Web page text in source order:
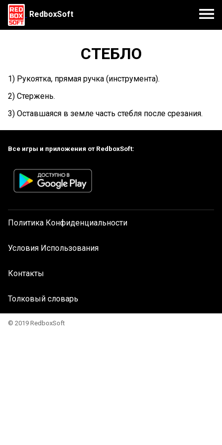
RedboxSoft
СТЕБЛО
1) Рукоятка, прямая ручка (инструмента).
2) Стержень.
3) Оставшаяся в земле часть стебля после срезания.
Все игры и приложения от RedboxSoft:
Политика Конфиденциальности
Условия Использования
Контакты
Толковый словарь
© 2019 RedboxSoft